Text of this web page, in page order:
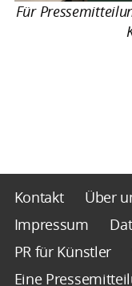
Für
Kontakt Über
Impressum
PR für Künstler
Eine